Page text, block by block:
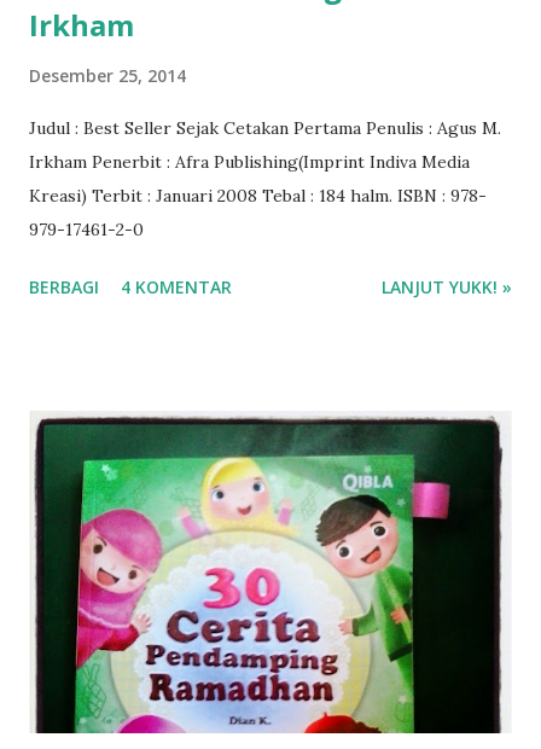
Irkham
Desember 25, 2014
Judul : Best Seller Sejak Cetakan Pertama Penulis : Agus M.
Irkham Penerbit : Afra Publishing(Imprint Indiva Media
Kreasi) Terbit : Januari 2008 Tebal : 184 halm. ISBN : 978-
979-17461-2-0
BERBAGI 4 KOMENTAR LANJUT YUKK! »